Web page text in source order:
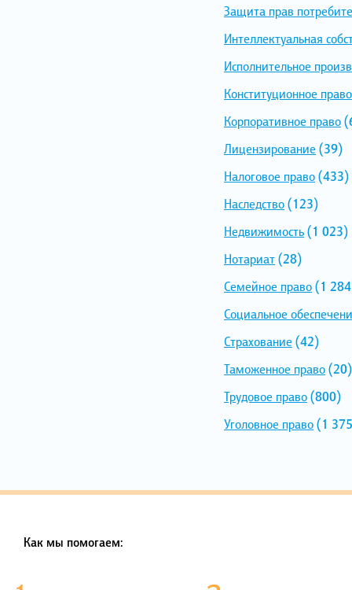
Защита прав
Интеллектуальная
Исполнительное
Конституционное право
Корпоративное право
Лицензирование (39)
Налоговое право(433)
Наследство(123)
Недвижимость(1 023)
Нотариат(28)
Семейное право(1
Социальное
Страхование (42)
Таможенное право(20)
Трудовое право(800)
Уголовное право(1
Как мы помогаем: